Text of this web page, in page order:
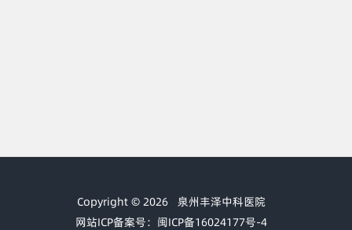
Copyright © 2026 泉州丰泽中科医院
网站ICP备案号：闽ICP备16024177号-4